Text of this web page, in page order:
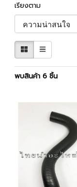
เรียงตาม
พบสินค้า 6 ชิ้น